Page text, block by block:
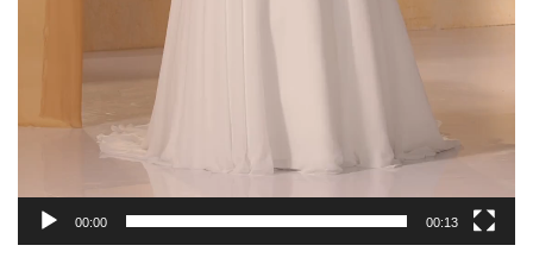
00:00 00:13